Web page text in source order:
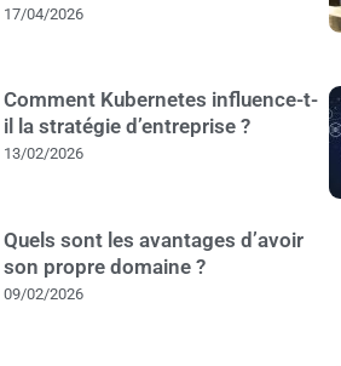
17/04/2026
Comment Kubernetes influence-t-
il la stratégie d’entreprise ?
13/02/2026
Quels sont les avantages d’avoir
son propre domaine ?
09/02/2026